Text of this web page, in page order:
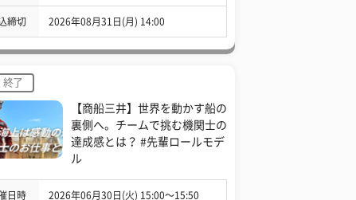
締切 2026年08月31日(月) 14:00
終了
【商船三井】世界を動かす船の
裏側へ。チームで挑む機関士の
達成感とは？ #先輩ロールモデ
ル
日時 2026年06月30日(火) 15:00〜15:50